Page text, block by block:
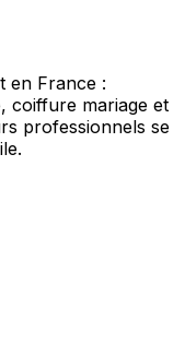
en France :
coiffure mariage et
professionnels se